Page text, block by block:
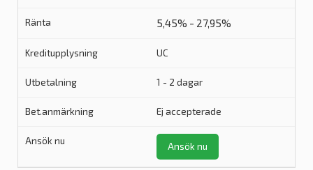
5,45% - 27,95%
UC
1 - 2 dagar
Ej accepterade
Ansök nu